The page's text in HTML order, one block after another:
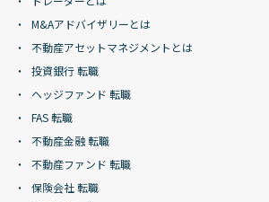
M&Aアドバイザリーとは
不動産アセットマネジメントとは
投資銀行 転職
ヘッジファンド 転職
FAS 転職
不動産金融 転職
不動産ファンド 転職
保険会社 転職